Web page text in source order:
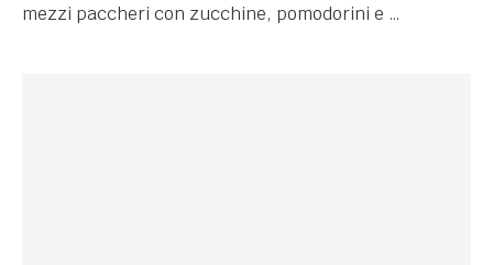
mezzi paccheri con zucchine, pomodorini e …